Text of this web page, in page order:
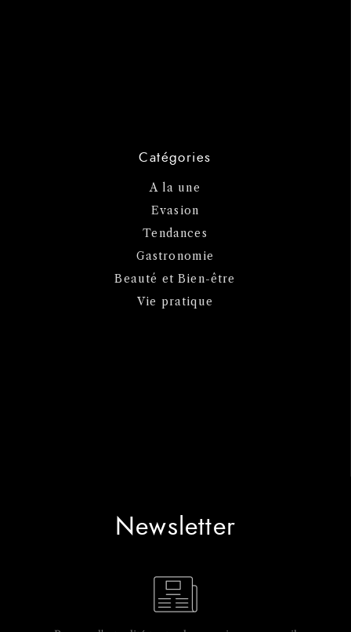
Catégories
A la une
Evasion
Tendances
Gastronomie
Beauté et Bien-être
Vie pratique
Newsletter